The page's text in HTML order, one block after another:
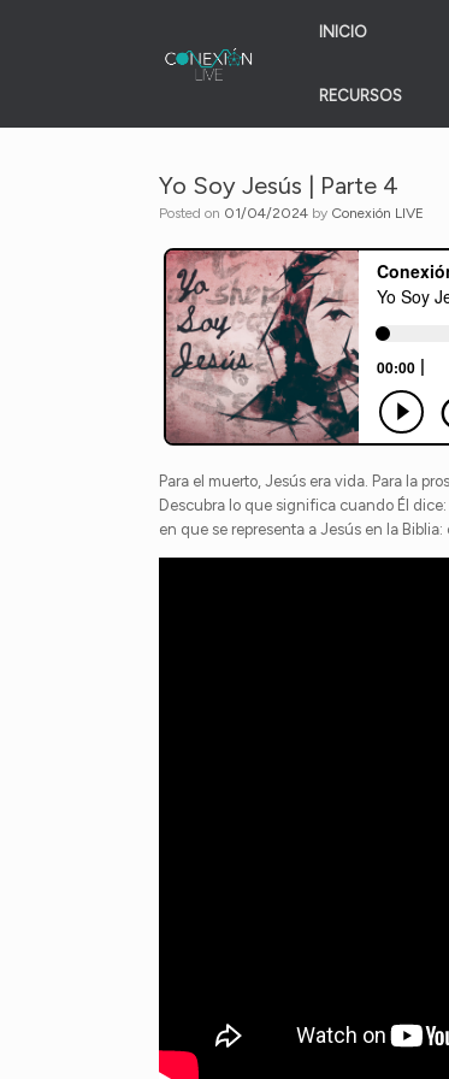
INICIO
RECURSOS
Yo Soy Jesús | Parte 4
Posted on 01/04/2024 by Conexión LIVE
Para el muerto, Jesús era vida. Para la
Descubra lo que significa cuando Él
en que se representa a Jesús en la